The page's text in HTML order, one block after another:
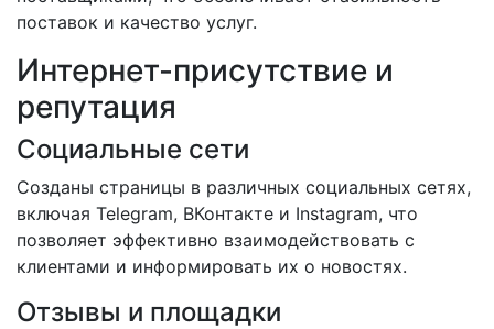
поставок и качество услуг.
Интернет-присутствие и
репутация
Социальные сети
Созданы страницы в различных социальных сетях,
включая Telegram, ВКонтакте и Instagram, что
позволяет эффективно взаимодействовать с
клиентами и информировать их о новостях.
Отзывы и площадки